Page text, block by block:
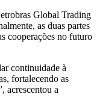
Global Trading
as duas partes
cooperações no futuro
continuidade à
fortalecendo as
acrescentou a